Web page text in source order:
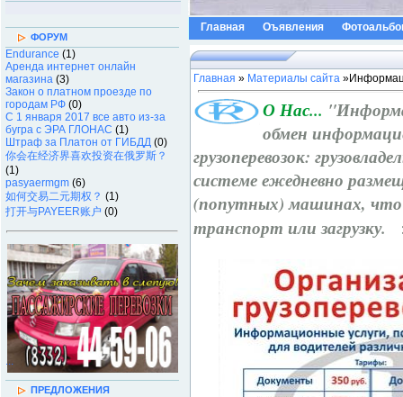
ФОРУМ
Endurance (1)
Аренда интернет онлайн
магазина (3)
Закон о платном проезде по
городам РФ (0)
С 1 января 2017 все авто из-за
бугра с ЭРА ГЛОНАС (1)
Штраф за Платон от ГИБДД (0)
你会在经济界喜欢投资在俄罗斯？
(1)
pasyaermgm (6)
如何交易二元期权？ (1)
打开与PAYEER账户 (0)
...
ПРЕДЛОЖЕНИЯ
Главная Оъявления
Главная » Материалы сайта
О Нас...
обмен
грузоперевозок:
системе ежедневно
(попутных) машинах, что
транспорт или загрузку.